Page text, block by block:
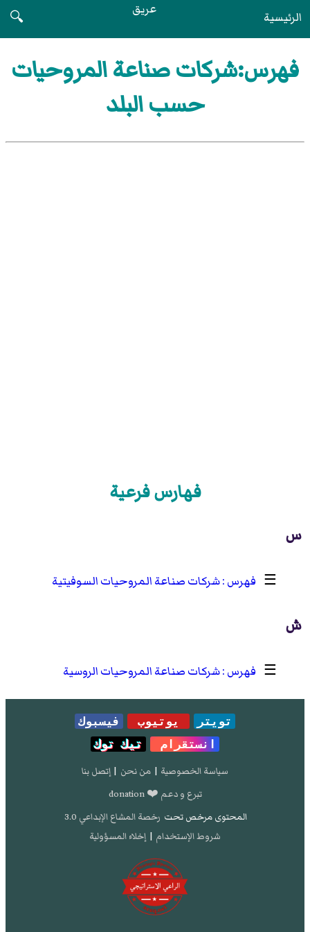
الرئيسية عريق
🔍
فهرس:شركات صناعة المروحيات
حسب البلد
فهارس فرعية
س
☰ شركات صناعة المروحيات السوفيتية
ش
☰ شركات صناعة المروحيات الروسية
تويتر يوتيوب
فيسبوك
انستقرام
تيك توك
سياسة الخصوصية | من نحن | إتصل بنا
تبرع و دعم ❤️ donation
المحتوى مرخص تحت رخصة المشاع الإبداعي 3.0
شروط الإستخدام | إخلاء المسؤولية